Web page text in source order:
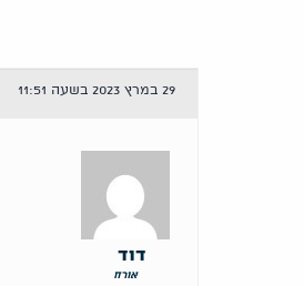
29 במרץ 2023 בשעה 11:51
דוד
אורח